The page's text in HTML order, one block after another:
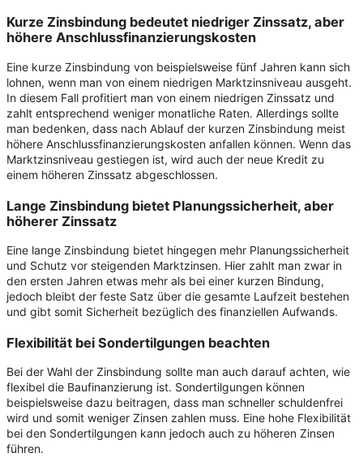
Kurze Zinsbindung bedeutet niedriger Zinssatz, aber
höhere Anschlussfinanzierungskosten
Eine kurze Zinsbindung von beispielsweise fünf Jahren kann sich
lohnen, wenn man von einem niedrigen Marktzinsniveau ausgeht.
In diesem Fall profitiert man von einem niedrigen Zinssatz und
zahlt entsprechend weniger monatliche Raten. Allerdings sollte
man bedenken, dass nach Ablauf der kurzen Zinsbindung meist
höhere Anschlussfinanzierungskosten anfallen können. Wenn das
Marktzinsniveau gestiegen ist, wird auch der neue Kredit zu
einem höheren Zinssatz abgeschlossen.
Lange Zinsbindung bietet Planungssicherheit, aber
höherer Zinssatz
Eine lange Zinsbindung bietet hingegen mehr Planungssicherheit
und Schutz vor steigenden Marktzinsen. Hier zahlt man zwar in
den ersten Jahren etwas mehr als bei einer kurzen Bindung,
jedoch bleibt der feste Satz über die gesamte Laufzeit bestehen
und gibt somit Sicherheit bezüglich des finanziellen Aufwands.
Flexibilität bei Sondertilgungen beachten
Bei der Wahl der Zinsbindung sollte man auch darauf achten, wie
flexibel die Baufinanzierung ist. Sondertilgungen können
beispielsweise dazu beitragen, dass man schneller schuldenfrei
wird und somit weniger Zinsen zahlen muss. Eine hohe Flexibilität
bei den Sondertilgungen kann jedoch auch zu höheren Zinsen
führen.